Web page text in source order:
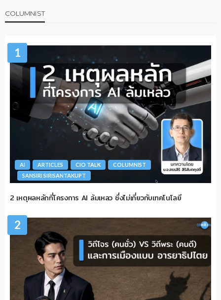
COLUMNIST
1
AI ARTICLES CIO TALK
COLUMNIST
SANSIRI SIRISANTAKUPT
2 เหตุผลหลักที่โครงการ AI ล้มเหลว ซึ่งไม่เกี่ยวกับเทคโนโลยี
2